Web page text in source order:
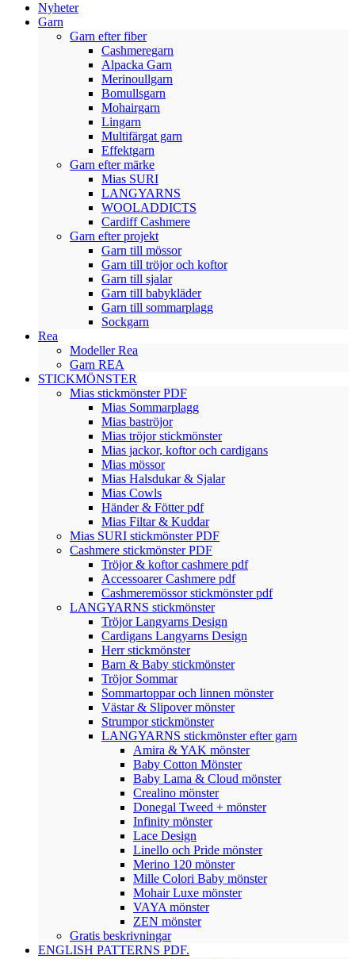
Nyheter
Garn
Garn efter fiber
Cashmeregarn
Alpacka Garn
Merinoullgarn
Bomullsgarn
Mohairgarn
Lingarn
Multifärgat garn
Effektgarn
Garn efter märke
Mias SURI
LANGYARNS
WOOLADDICTS
Cardiff Cashmere
Garn efter projekt
Garn till mössor
Garn till tröjor och koftor
Garn till sjalar
Garn till babykläder
Garn till sommarplagg
Sockgarn
Rea
Modeller Rea
Garn REA
STICKMÖNSTER
Mias stickmönster PDF
Mias Sommarplagg
Mias baströjor
Mias tröjor stickmönster
Mias jackor, koftor och cardigans
Mias mössor
Mias Halsdukar & Sjalar
Mias Cowls
Händer & Fötter pdf
Mias Filtar & Kuddar
Mias SURI stickmönster PDF
Cashmere stickmönster PDF
Tröjor & koftor cashmere pdf
Accessoarer Cashmere pdf
Cashmeremössor stickmönster pdf
LANGYARNS stickmönster
Tröjor Langyarns Design
Cardigans Langyarns Design
Herr stickmönster
Barn & Baby stickmönster
Tröjor Sommar
Sommartoppar och linnen mönster
Västar & Slipover mönster
Strumpor stickmönster
LANGYARNS stickmönster efter garn
Amira & YAK mönster
Baby Cotton Mönster
Baby Lama & Cloud mönster
Crealino mönster
Donegal Tweed + mönster
Infinity mönster
Lace Design
Linello och Pride mönster
Merino 120 mönster
Mille Colori Baby mönster
Mohair Luxe mönster
VAYA mönster
ZEN mönster
Gratis beskrivningar
ENGLISH PATTERNS PDF.